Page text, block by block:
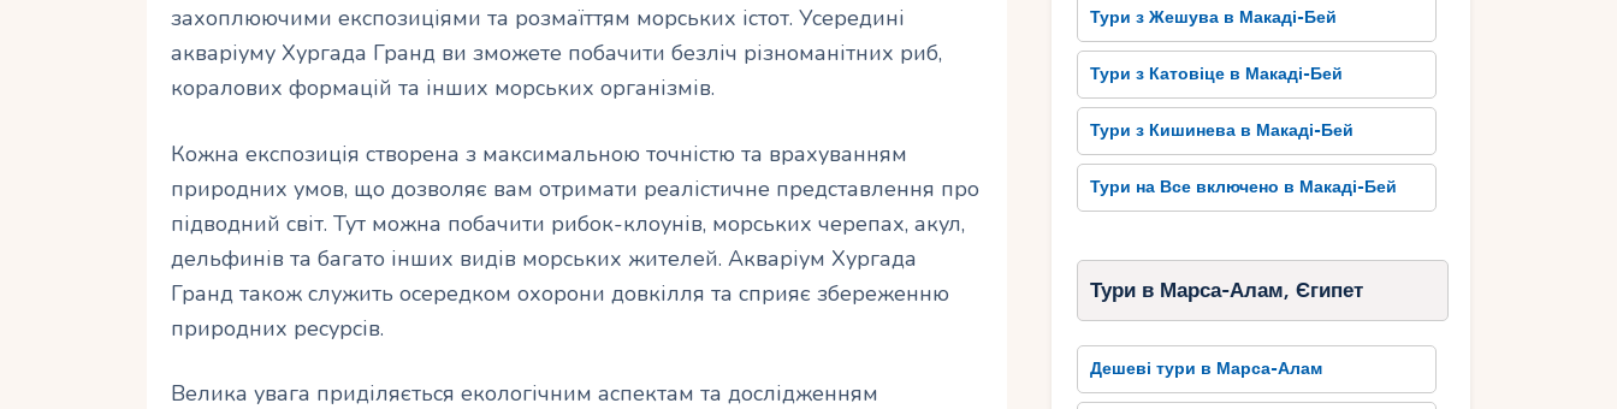
захоплюючими експозиціями та розмаїттям морських істот. Усередині
акваріуму Хургада Гранд ви зможете побачити безліч різноманітних риб,
коралових формацій та інших морських організмів.
Кожна експозиція створена з максимальною точністю та врахуванням
природних умов, що дозволяє вам отримати реалістичне представлення про
підводний світ. Тут можна побачити рибок-клоунів, морських черепах, акул,
дельфинів та багато інших видів морських жителей. Акваріум Хургада
Гранд також служить осередком охорони довкілля та сприяє збереженню
природних ресурсів.
Велика увага приділяється екологічним аспектам та дослідженням
Тури з Жешува в Макаді-Бей
Тури з Катовіце в Макаді-Бей
Тури з Кишинева в Макаді-Бей
Тури на Все включено в Макаді-Бей
Тури в Марса-Алам, Єгипет
Дешеві тури в Марса-Алам